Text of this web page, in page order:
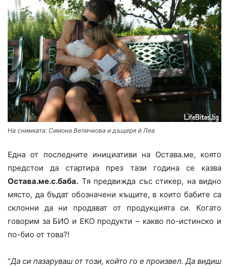
На снимката: Симона Величкова и дъщеря й Леа
Една от последните инициативи на Остава.ме, която
предстои да стартира през тази година се казва
Остава.ме.с.баба. Тя предвижда със стикер, на видно
място, да бъдат обозначени къщите, в които бабите са
склонни да ни продават от продукцията си. Когато
говорим за БИО и ЕКО продукти – какво по-истинско и
по-био от това?!
“Да си пазаруваш от този, който го е произвел. Да видиш